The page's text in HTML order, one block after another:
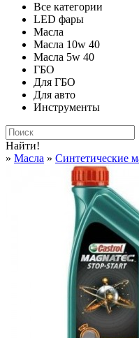
Все категории
LED фары
Масла
Масла 10w 40
Масла 5w 40
ГБО
Для ГБО
Для авто
Инструменты
Найти!
» Масла » Синтетические